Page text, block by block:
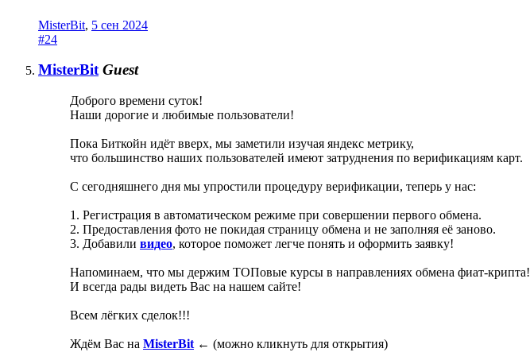
MisterBit, 5 сен 2024
#24
MisterBit Guest
Доброго времени суток!
Наши дорогие и любимые пользователи!
Пока Биткойн идёт вверх, мы заметили изучая яндекс метрику,
что большинство наших пользователей имеют затруднения по верификациям карт.
С сегодняшнего дня мы упростили процедуру верификации, теперь у нас:
1. Регистрация в автоматическом режиме при совершении первого обмена.
2. Предоставления фото не покидая страницу обмена и не заполняя её заново.
3. Добавили видео, которое поможет легче понять и оформить заявку!
Напоминаем, что мы держим ТОПовые курсы в направлениях обмена фиат-крипта!
И всегда рады видеть Вас на нашем сайте!
Всем лёгких сделок!!!
Ждём Вас на MisterBit ← (можно кликнуть для открытия)